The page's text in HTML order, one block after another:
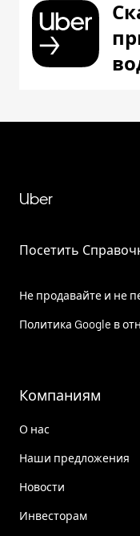
Uber
Посетить
Не продавайте и не
Политика Google в
Компаниям
О нас
Наши предложения
Новости
Инвесторам